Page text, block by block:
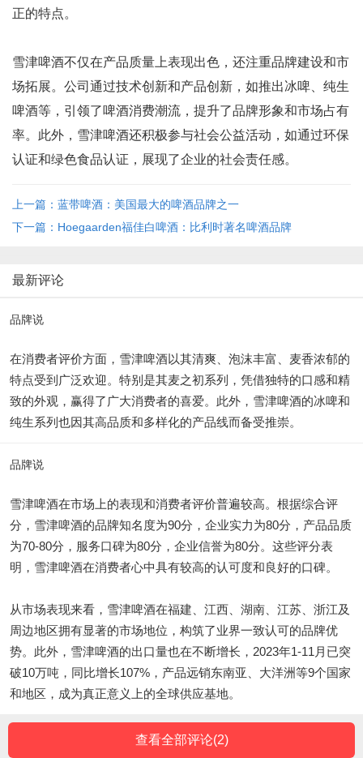
正的特点。
雪津啤酒不仅在产品质量上表现出色，还注重品牌建设和市
场拓展。公司通过技术创新和产品创新，如推出冰啤、纯生
啤酒等，引领了啤酒消费潮流，提升了品牌形象和市场占有
率。此外，雪津啤酒还积极参与社会公益活动，如通过环保
认证和绿色食品认证，展现了企业的社会责任感。
上一篇：蓝带啤酒：美国最大的啤酒品牌之一
下一篇：Hoegaarden福佳白啤酒：比利时著名啤酒品牌
最新评论
品牌说
在消费者评价方面，雪津啤酒以其清爽、泡沫丰富、麦香浓郁的
特点受到广泛欢迎。特别是其麦之初系列，凭借独特的口感和精
致的外观，赢得了广大消费者的喜爱。此外，雪津啤酒的冰啤和
纯生系列也因其高品质和多样化的产品线而备受推崇。
品牌说
雪津啤酒在市场上的表现和消费者评价普遍较高。根据综合评
分，雪津啤酒的品牌知名度为90分，企业实力为80分，产品品质
为70-80分，服务口碑为80分，企业信誉为80分。这些评分表
明，雪津啤酒在消费者心中具有较高的认可度和良好的口碑。
从市场表现来看，雪津啤酒在福建、江西、湖南、江苏、浙江及
周边地区拥有显著的市场地位，构筑了业界一致认可的品牌优
势。此外，雪津啤酒的出口量也在不断增长，2023年1-11月已突
破10万吨，同比增长107%，产品远销东南亚、大洋洲等9个国家
和地区，成为真正意义上的全球供应基地。
查看全部评论(2)